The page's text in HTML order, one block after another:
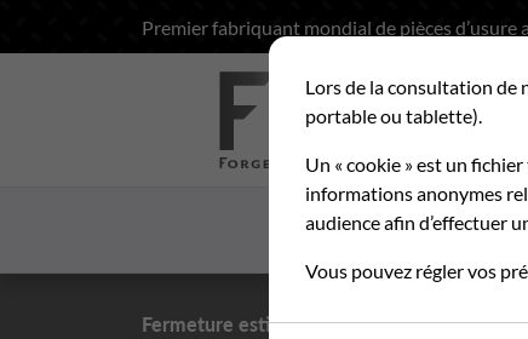
Premier fabriquant mondial de pièces d’usure
ACCUEIL LA SOCIETE
Fermeture estivale du 10 au 21 août 2026-
Lors de la consultation de
portable ou tablette).
Un « cookie » est un
informations anonymes
audience afin d’effectuer
Vous pouvez régler vos